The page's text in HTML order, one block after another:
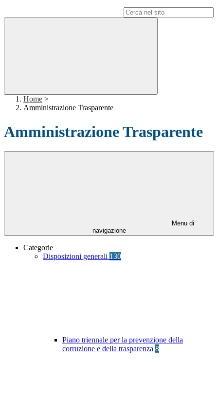
Home >
Amministrazione Trasparente
Amministrazione Trasparente
Menu di
navigazione
Categorie
Disposizioni generali 130
Piano triennale per la prevenzione della
corruzione e della trasparenza 8